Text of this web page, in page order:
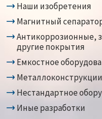
Наши изобретения
Магнитный
Антикоррозионные,
другие покрытия
Емкостное
Металлоконструкции
Нестандартное
Иные разработки